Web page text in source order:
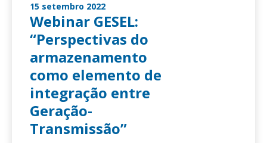
15 setembro 2022
Webinar GESEL:
“Perspectivas do
armazenamento
como elemento de
integração entre
Geração-
Transmissão”